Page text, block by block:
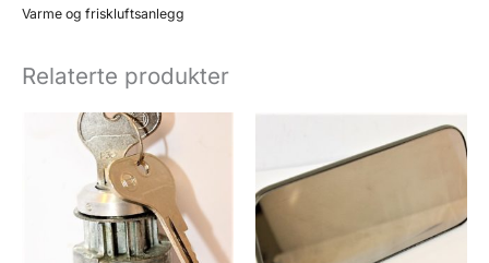
felt
Varme og friskluftsanlegg
Relaterte produkter